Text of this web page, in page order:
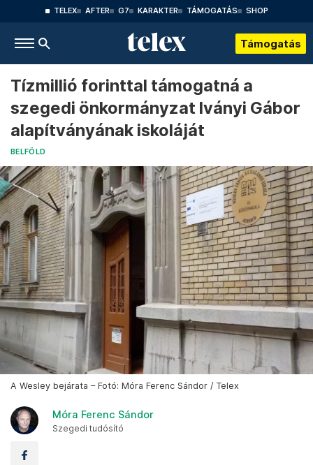
TELEX AFTER G7 KARAKTER TÁMOGATÁS SHOP
Támogatás
Tízmillió forinttal támogatná a
szegedi önkormányzat Iványi Gábor
alapítványának iskoláját
BELFÖLD
A Wesley bejárata – Fotó: Móra Ferenc Sándor / Telex
Móra Ferenc Sándor
Szegedi tudósító